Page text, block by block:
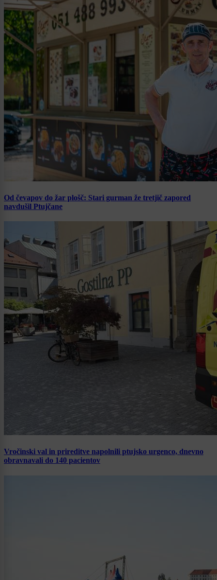
Od čevapov do žar plošč: Stari gurman že tretjič zapored
navdušil Ptujčane
Vročinski val in prireditve napolnili ptujsko urgenco, dnevno
obravnavali do 140 pacientov